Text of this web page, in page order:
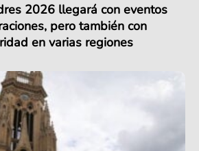
2026 llegará con eventos
pero también con
en varias regiones